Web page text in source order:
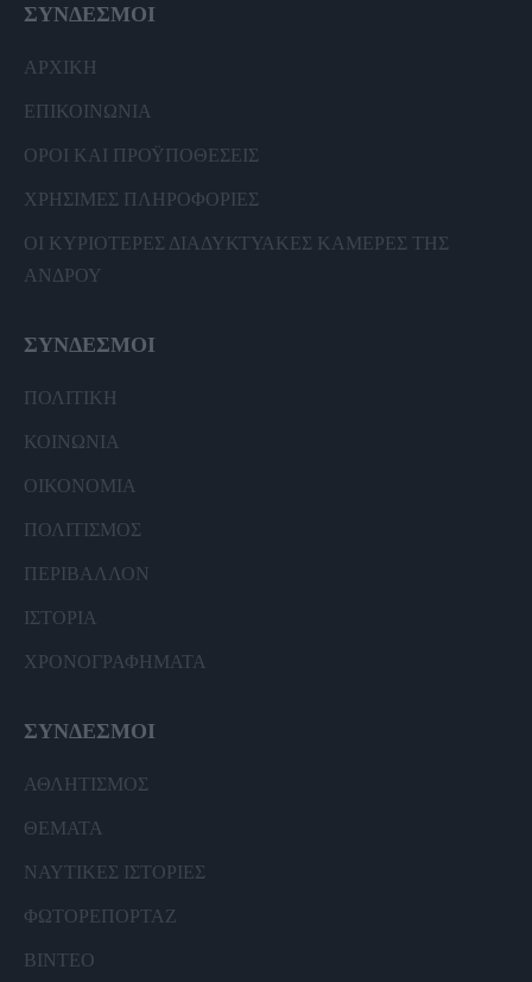
ΣΥΝΔΕΣΜΟΙ
ΑΡΧΙΚΗ
ΕΠΙΚΟΙΝΩΝΙΑ
ΟΡΟΙ ΚΑΙ ΠΡΟΫΠΟΘΕΣΕΙΣ
ΧΡΗΣΙΜΕΣ ΠΛΗΡΟΦΟΡΙΕΣ
ΟΙ ΚΥΡΙΟΤΕΡΕΣ ΔΙΑΔΥΚΤΥΑΚΕΣ ΚΑΜΕΡΕΣ ΤΗΣ
ΑΝΔΡΟΥ
ΣΥΝΔΕΣΜΟΙ
ΠΟΛΙΤΙΚΗ
ΚΟΙΝΩΝΙΑ
ΟΙΚΟΝΟΜΙΑ
ΠΟΛΙΤΙΣΜΟΣ
ΠΕΡΙΒΑΛΛΟΝ
ΙΣΤΟΡΙΑ
ΧΡΟΝΟΓΡΑΦΗΜΑΤΑ
ΣΥΝΔΕΣΜΟΙ
ΑΘΛΗΤΙΣΜΟΣ
ΘΕΜΑΤΑ
ΝΑΥΤΙΚΕΣ ΙΣΤΟΡΙΕΣ
ΦΩΤΟΡΕΠΟΡΤΑΖ
ΒΙΝΤΕΟ